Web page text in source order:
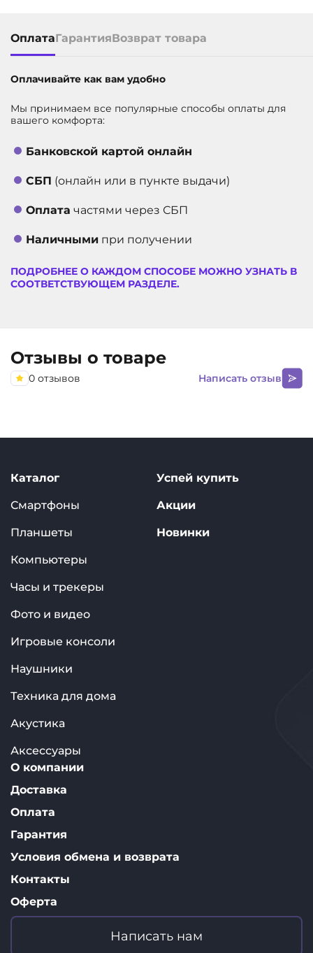
ОплатаГарантияВозврат товара
Оплачивайте как вам удобно
Мы принимаем все популярные способы оплаты для
вашего комфорта:
Банковской картой онлайн
СБП (онлайн или в пункте выдачи)
Оплата частями через СБП
Наличными при получении
ПОДРОБНЕЕ О КАЖДОМ СПОСОБЕ МОЖНО УЗНАТЬ В
СООТВЕТСТВУЮЩЕМ РАЗДЕЛЕ.
Отзывы о товаре
0 отзывов Написать отзыв
Написать нам
Каталог
Смартфоны
Планшеты
Компьютеры
Часы и трекеры
Фото и видео
Игровые консоли
Наушники
Техника для дома
Акустика
Аксессуары
Успей купить
Акции
Новинки
О компании
Доставка
Оплата
Гарантия
Условия обмена и возврата
Контакты
Оферта